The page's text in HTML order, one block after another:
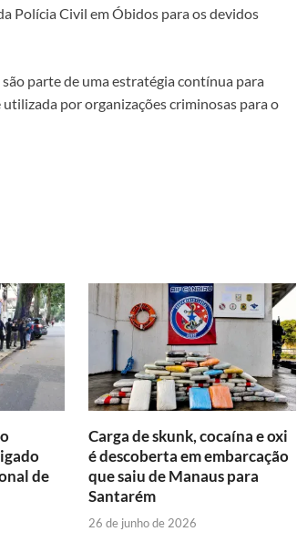
Polícia Civil em Óbidos para os devidos
parte de uma estratégia contínua para
por organizações criminosas para o
de
Carga de skunk, cocaína e oxi
é descoberta em embarcação
que saiu de Manaus para
Santarém
26 de junho de 2026